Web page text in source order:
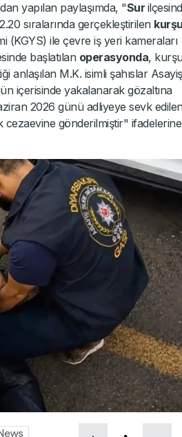
yapılan paylaşımda, "Sur
sıralarında gerçekleştirilen
(KGYS) ile çevre iş yeri kameraları
başlatılan operasyonda,
anlaşılan M.K. isimli şahıslar
içerisinde yakalanarak gözaltına
2026 günü adliyeye sevk
cezaevine gönderilmiştir"